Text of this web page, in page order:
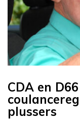
CDA en
plussers